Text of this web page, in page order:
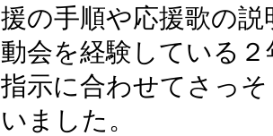
援の手順や応援歌の
動会を経験している
指示に合わせてさっ
いました。